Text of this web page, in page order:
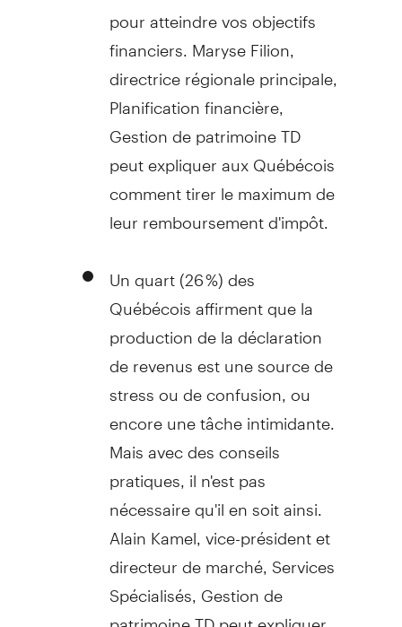
pour atteindre vos objectifs
financiers. Maryse Filion
directrice régionale principale,
Planification financière,
Gestion depatrimoine TD
peut expliquer aux Québécois
comment tirer le maximum de
leur remboursement d'impôt.
Un quart (26 %) des
Québécois affirment que la
production de la déclaration
de revenus est une source de
stress ou de confusion, ou
encore une tâche intimidante.
Mais avec des conseils
pratiques, il n'est pas
nécessaire qu'il en soit ainsi.
Alain Kamel, vice-président et
directeur de marché, Services
Spécialisés, Gestion de
patrimoine TD peut expliquer